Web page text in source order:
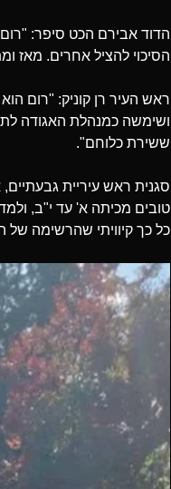
הדוד אבירם הכט סיפר:
הסיכוי להציל אחרים. מאז
ראש העיר רן קוניק: "רום
ושימשה כמנהלת האגודה
ששירת כלוחם".
טובים מכיתה א' עד י"ב,
כל כך קיוויתי שהרשימה של